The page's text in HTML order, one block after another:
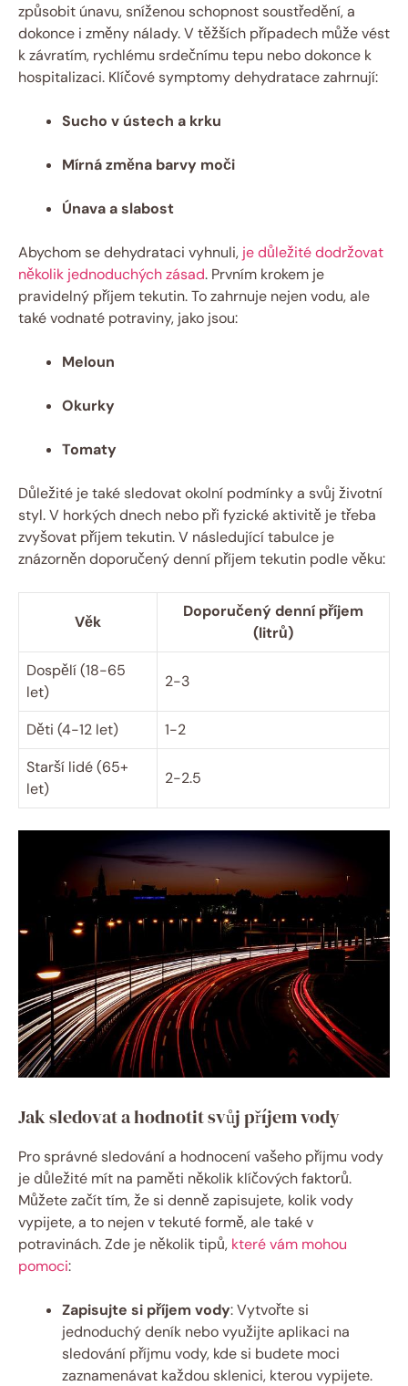
způsobit únavu, sníženou schopnost soustředění, a
dokonce i změny nálady. V těžších případech může vést
k závratím, rychlému srdečnímu tepu nebo dokonce k
hospitalizaci. Klíčové symptomy dehydratace zahrnují:
Sucho v ústech a krku
Mírná změna barvy moči
Únava a slabost
Abychom se dehydrataci vyhnuli, je důležité dodržovat
několik jednoduchých zásad. Prvním krokem je
pravidelný příjem tekutin. To zahrnuje nejen vodu, ale
také vodnaté potraviny, jako jsou:
Meloun
Okurky
Tomaty
Důležité je také sledovat okolní podmínky a svůj životní
styl. V horkých dnech nebo při fyzické aktivitě je třeba
zvyšovat příjem tekutin. V následující tabulce je
znázorněn doporučený denní příjem tekutin podle věku:
Věk
Doporučený denní příjem
(litrů)
Dospělí (18-65
let)
2-3
Děti (4-12 let)
1-2
Starší lidé (65+
let)
2-2.5
Jak sledovat a hodnotit svůj příjem vody
Pro správné sledování a hodnocení vašeho příjmu vody
je důležité mít na paměti několik klíčových faktorů.
Můžete začít tím, že si denně zapisujete, kolik vody
vypijete, a to nejen v tekuté formě, ale také v
potravinách. Zde je několik tipů, které vám mohou
pomoci:
Zapisujte si příjem vody: Vytvořte si
jednoduchý deník nebo využijte aplikaci na
sledování příjmu vody, kde si budete moci
zaznamenávat každou sklenici, kterou vypijete.